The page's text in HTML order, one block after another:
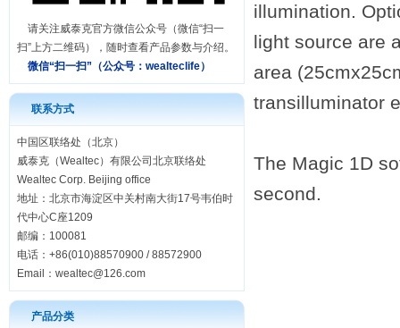
请关注威泰克官方微信公众号（微信“扫一
扫”上方二维码），随时查看产品参数与介绍。
微信“扫一扫”（公众号： wealteclife）
联系方式
中国区联络处（北京）
威泰克（Wealtec）有限公司北京联络处
Wealtec Corp. Beijing office
地址：北京市海淀区中关村南大街17号韦伯时
代中心C座1209
邮编：100081
电话：+86(010)88570900 / 88572900
Email： wealtec@126.com
产品分类
illumination.
light source are
area
transilluminator
The Magic 1D
second.